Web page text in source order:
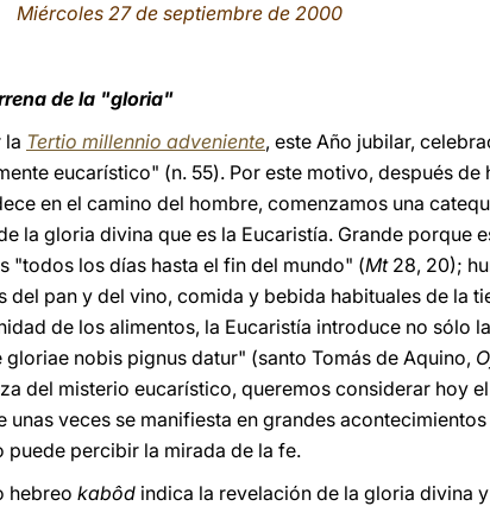
Miércoles 27 de septiembre de 2000
de la "gloria"
la Tertio millennio adveniente, este Año jubilar,
eucarístico" (n. 55). Por este motivo, después
en el camino del hombre, comenzamos una
la gloria divina que es la Eucaristía. Grande porque
"todos los días hasta el fin del mundo" (Mt28, 20);
pan y del vino, comida y bebida habituales de la
de los alimentos, la Eucaristía introduce no sólo
nobis pignus datur" (santo Tomás de Aquino,
del misterio eucarístico, queremos considerar hoy
unas veces se manifiesta en grandes
percibir la mirada de la fe.
hebreo kabôd indica la revelación de la gloria divina